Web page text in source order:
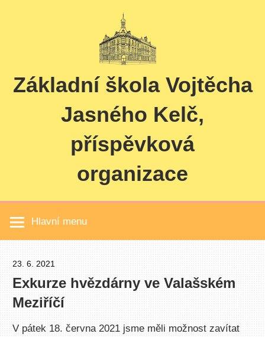
Základní škola Vojtěcha
Jasného Kelč,
příspěvková
organizace
Hlavní menu
23. 6. 2021
Exkurze hvězdárny ve Valašském
Meziříčí
V pátek 18. června 2021 jsme měli možnost zavítat